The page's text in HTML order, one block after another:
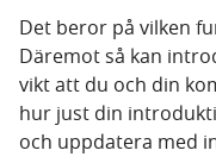
Det beror på vilken
Däremot så kan
vikt att du och din
hur just din
och uppdatera med